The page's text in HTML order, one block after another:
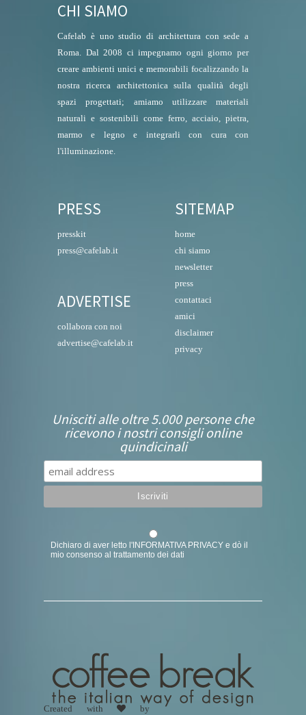
CHI SIAMO
Cafelab è uno studio di architettura con sede a
Roma. Dal 2008 ci impegnamo ogni giorno per
creare ambienti unici e memorabili focalizzando la
nostra ricerca architettonica sulla qualità degli
spazi progettati; amiamo utilizzare materiali
naturali e sostenibili come ferro, acciaio, pietra,
marmo e legno e integrarli con cura con
l'illuminazione.
PRESS
presskit
press@cafelab.it
ADVERTISE
collabora con noi
advertise@cafelab.it
SITEMAP
home
chi siamo
newsletter
press
contattaci
amici
disclaimer
privacy
Unisciti alle oltre 5.000 persone che
ricevono i nostri consigli online
quindicinali
Dichiaro di aver letto l' INFORMATIVA PRIVACY e dò il
mio consenso al trattamento dei dati
Created with by